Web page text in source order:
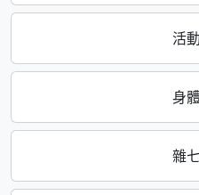
活
身
雜